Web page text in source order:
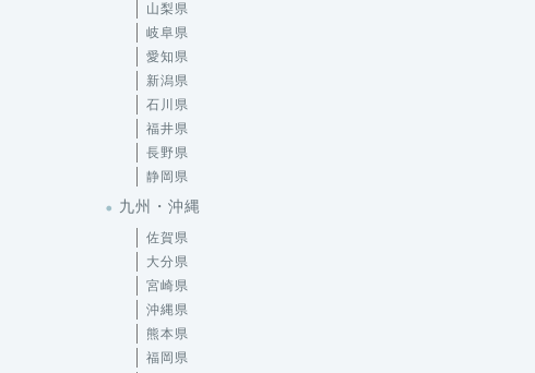
山梨県
岐阜県
愛知県
新潟県
石川県
福井県
長野県
静岡県
九州・沖縄
佐賀県
大分県
宮崎県
沖縄県
熊本県
福岡県